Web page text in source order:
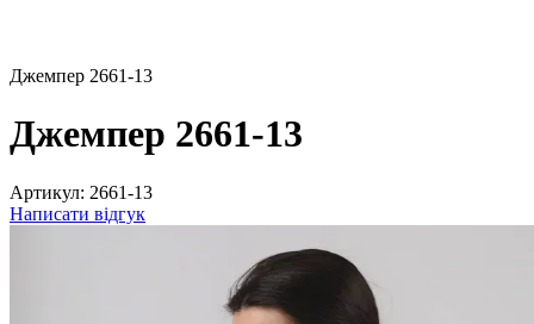
Джемпер 2661-13
Джемпер 2661-13
Артикул: 2661-13
Написати відгук